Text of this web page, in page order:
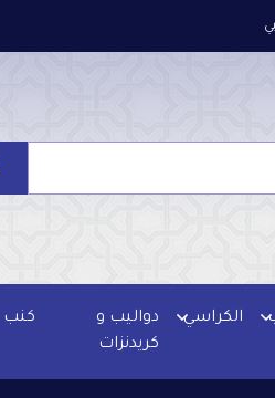
الكراسي
دواليب و
كريدنزات
كنب